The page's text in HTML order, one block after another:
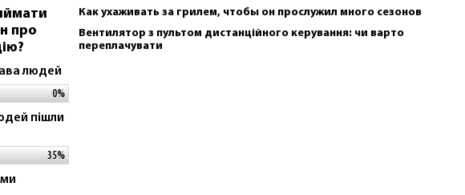
про
людей
0%
пішли
35%
Как ухаживать за грилем, чтобы он прослужил много сезонов
Вентилятор з пультом дистанційного керування: чи варто
переплачувати